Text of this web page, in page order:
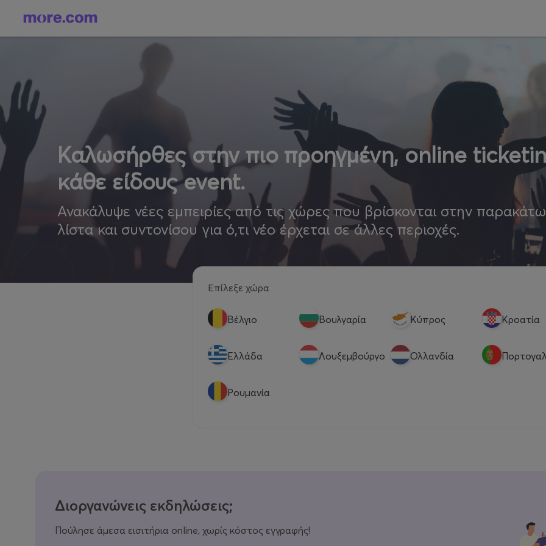
Καλωσήρθες στην πιο προηγμένη, online
κάθε είδους event.
Ανακάλυψε νέες εμπειρίες από τις χώρες που βρίσκονται στην παρακάτω
λίστα και συντονίσου για ό,τι νέο έρχεται σε άλλες περιοχές.
Επίλεξε χώρα
Βέλγιο Βουλγαρία Κύπρος Κροατία
Eλλάδα Λουξεμβούργο Ολλανδία
Ρουμανία
Διοργανώνεις εκδηλώσεις;
Πούλησε άμεσα εισιτήρια online, χωρίς κόστος εγγραφής!